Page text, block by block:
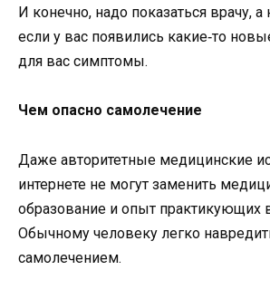
И конечно, надо показаться врачу, а
если у вас появились какие‑то
для вас симптомы.
Чем опасно самолечение
Даже авторитетные медицинские
интернете не могут заменить
образование и опыт практикующих
Обычному человеку легко
самолечением.